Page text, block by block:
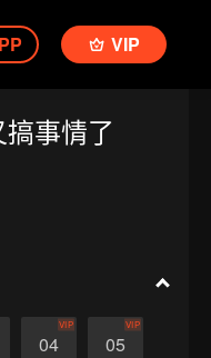
VIP
事情了
04
VIP
05
VIP